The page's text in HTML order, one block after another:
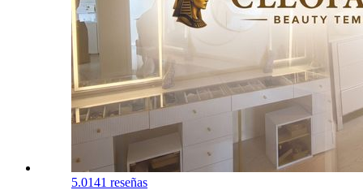
5.0141 reseñas